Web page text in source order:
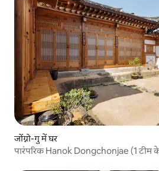
जोंग्नो-गु में घर
पारंपरिक Hanok Dongchonjae (1